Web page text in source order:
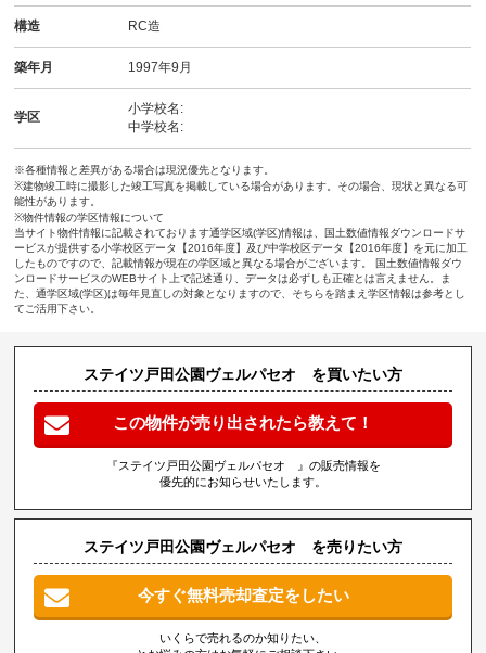
構造 RC造
築年月 1997年9月
学区
小学校名:
中学校名:
※各種情報と差異がある場合は現況優先となります。
※建物竣工時に撮影した竣工写真を掲載している場合があります。その場合、現状と異なる可
能性があります。
※物件情報の学区情報について
当サイト物件情報に記載されております通学区域(学区)情報は、国土数値情報ダウンロードサ
ービスが提供する小学校区データ【2016年度】及び中学校区データ【2016年度】を元に加工
したものですので、記載情報が現在の学区域と異なる場合がございます。 国土数値情報ダウ
ンロードサービスのWEBサイト上で記述通り、データは必ずしも正確とは言えません。ま
た、通学区域(学区)は毎年見直しの対象となりますので、そちらを踏まえ学区情報は参考とし
てご活用下さい。
ステイツ戸田公園ヴェルパセオ を買いたい方
この物件が売り出されたら教えて！
『ステイツ戸田公園ヴェルパセオ 』の販売情報を
優先的にお知らせいたします。
ステイツ戸田公園ヴェルパセオ を売りたい方
今すぐ無料売却査定をしたい
いくらで売れるのか知りたい、